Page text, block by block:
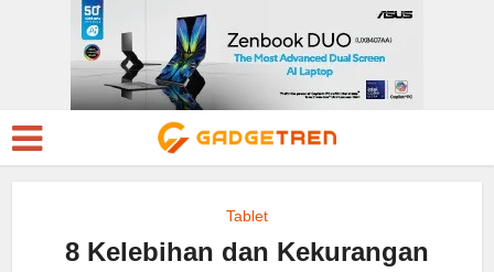
Tablet
8 Kelebihan dan Kekurangan